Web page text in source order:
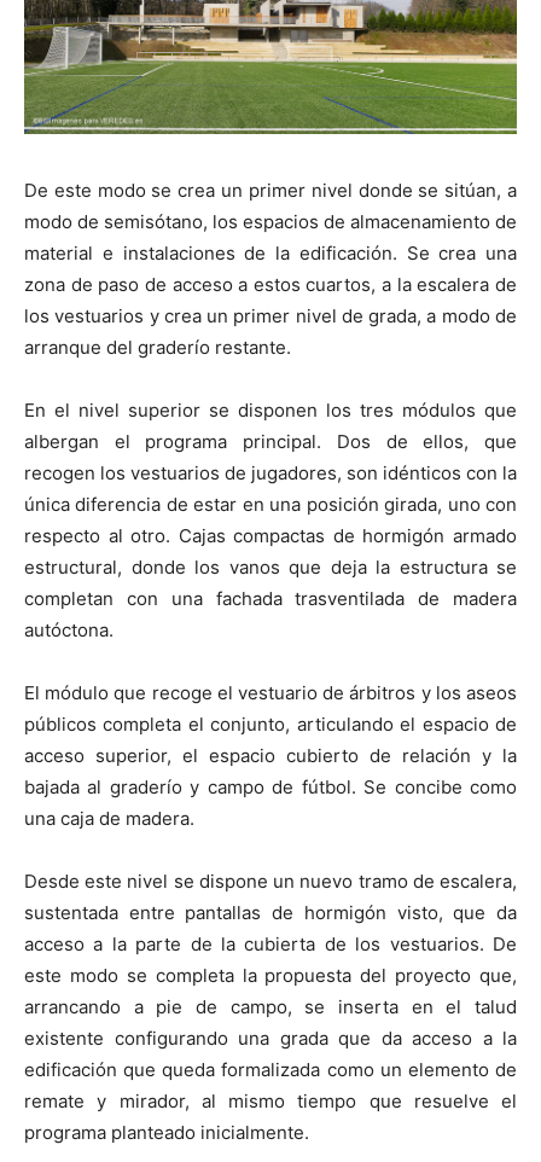
De este modo se crea un primer nivel donde se sitúan, a
modo de semisótano, los espacios de almacenamiento de
material e instalaciones de la edificación. Se crea una
zona de paso de acceso a estos cuartos, a la escalera de
los vestuarios y crea un primer nivel de grada, a modo de
arranque del graderío restante.
En el nivel superior se disponen los tres módulos que
albergan el programa principal. Dos de ellos, que
recogen los vestuarios de jugadores, son idénticos con la
única diferencia de estar en una posición girada, uno con
respecto al otro. Cajas compactas de hormigón armado
estructural, donde los vanos que deja la estructura se
completan con una fachada trasventilada de madera
autóctona.
El módulo que recoge el vestuario de árbitros y los aseos
públicos completa el conjunto, articulando el espacio de
acceso superior, el espacio cubierto de relación y la
bajada al graderío y campo de fútbol. Se concibe como
una caja de madera.
Desde este nivel se dispone un nuevo tramo de escalera,
sustentada entre pantallas de hormigón visto, que da
acceso a la parte de la cubierta de los vestuarios. De
este modo se completa la propuesta del proyecto que,
arrancando a pie de campo, se inserta en el talud
existente configurando una grada que da acceso a la
edificación que queda formalizada como un elemento de
remate y mirador, al mismo tiempo que resuelve el
programa planteado inicialmente.